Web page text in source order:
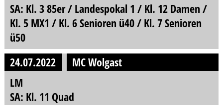
SA: Kl. 3 85er / Landespokal 1 / Kl. 12 Damen /
Kl. 5 MX1 / Kl. 6 Senioren ü40 / Kl. 7 Senioren
ü50
24.07.2022
MC Wolgast
LM
SA: Kl. 11 Quad